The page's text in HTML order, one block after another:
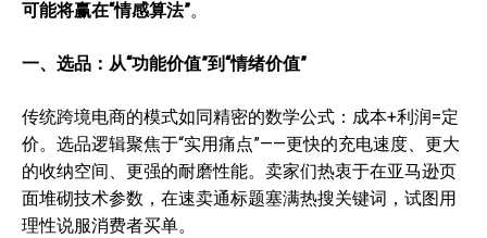
可能将赢在“情感算法”。
一、 选品：从“功能价值”到“情绪价值”
传统跨境电商的模式如同精密的数学公式：成本+利润=定
价。选品逻辑聚焦于“实用痛点”——更快的充电速度、更大
的收纳空间、更强的耐磨性能。卖家们热衷于在亚马逊页
面堆砌技术参数，在速卖通标题塞满热搜关键词，试图用
理性说服消费者买单。